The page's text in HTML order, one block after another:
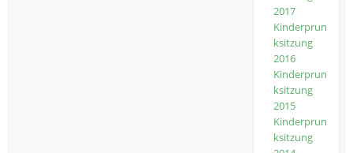
2017
Kinderprun
ksitzung
2016
Kinderprun
ksitzung
2015
Kinderprun
ksitzung